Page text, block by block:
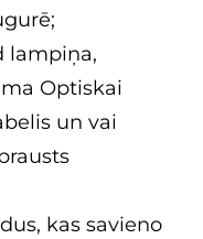
lampiņa,
Optiskai
un vai
kas savieno